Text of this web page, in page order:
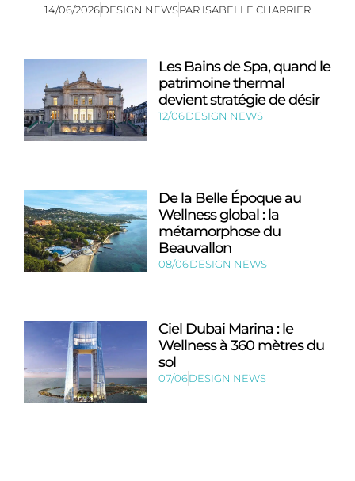
14/06/2026DESIGN NEWSPAR ISABELLE CHARRIER
Les Bains de Spa, quand le
patrimoine thermal
devient stratégie de désir
12/06DESIGN NEWS
De la Belle Époque au
Wellness global : la
métamorphose du
Beauvallon
08/06DESIGN NEWS
Ciel Dubai Marina : le
Wellness à 360 mètres du
sol
07/06DESIGN NEWS